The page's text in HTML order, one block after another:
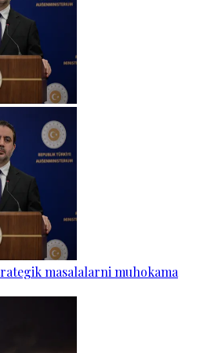
masalalarni muhokama